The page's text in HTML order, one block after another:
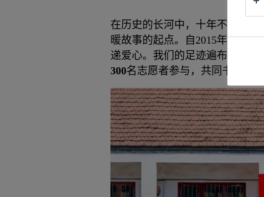
在历史的长河中，十年不过是
暖故事的起点。自2015年起，
递爱心。我们的足迹遍布全国
300名志愿者参与，共同书写了